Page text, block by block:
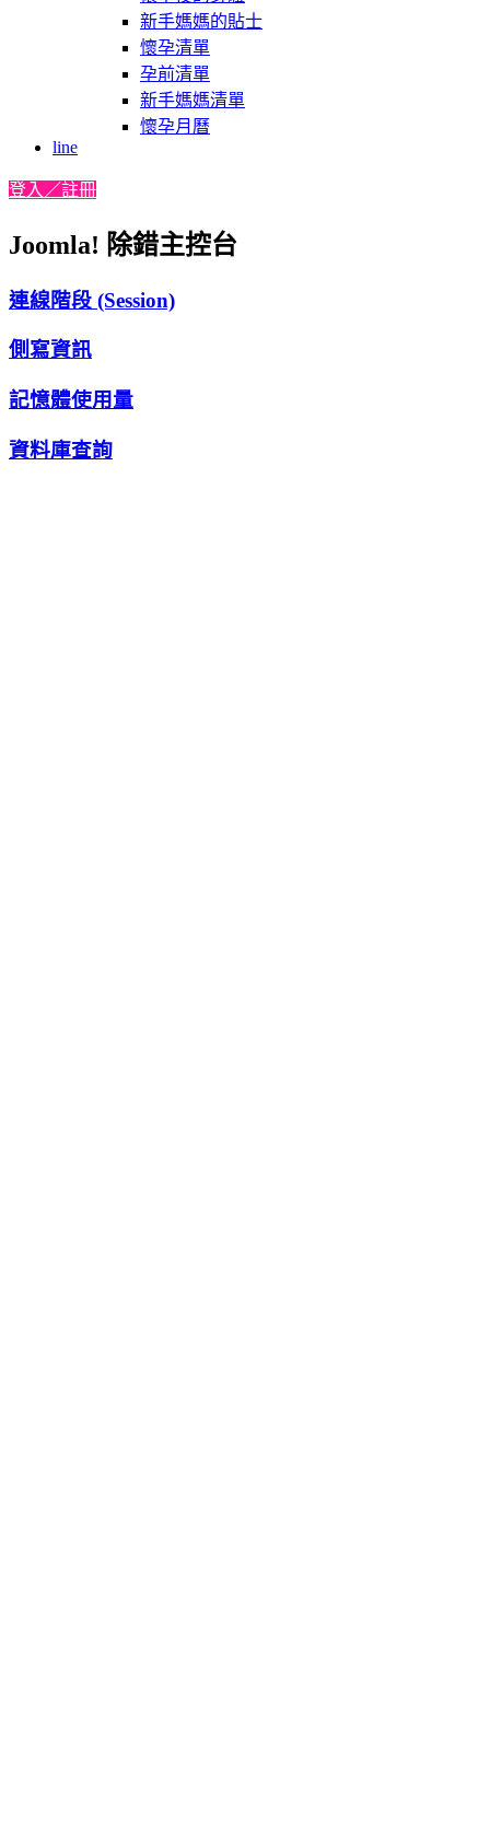
新手媽媽的貼士
懷孕清單
孕前清單
新手媽媽清單
懷孕月曆
line
登入／註冊
Joomla! 除錯主控台
連線階段 (Session)
側寫資訊
記憶體使用量
資料庫查詢